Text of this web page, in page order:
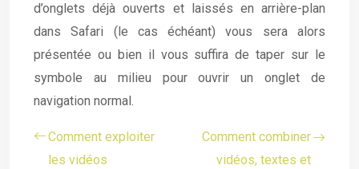
d’onglets déjà ouverts et laissés en arrière-plan
dans Safari (le cas échéant) vous sera alors
présentée ou bien il vous suffira de taper sur le
symbole au milieu pour ouvrir un onglet de
navigation normal.
Comment exploiter
les vidéos
Comment combiner
vidéos, textes et